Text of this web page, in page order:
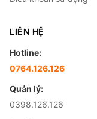
LIÊN HỆ
Hotline:
0764.126.126
Quản lý:
0398.126.126